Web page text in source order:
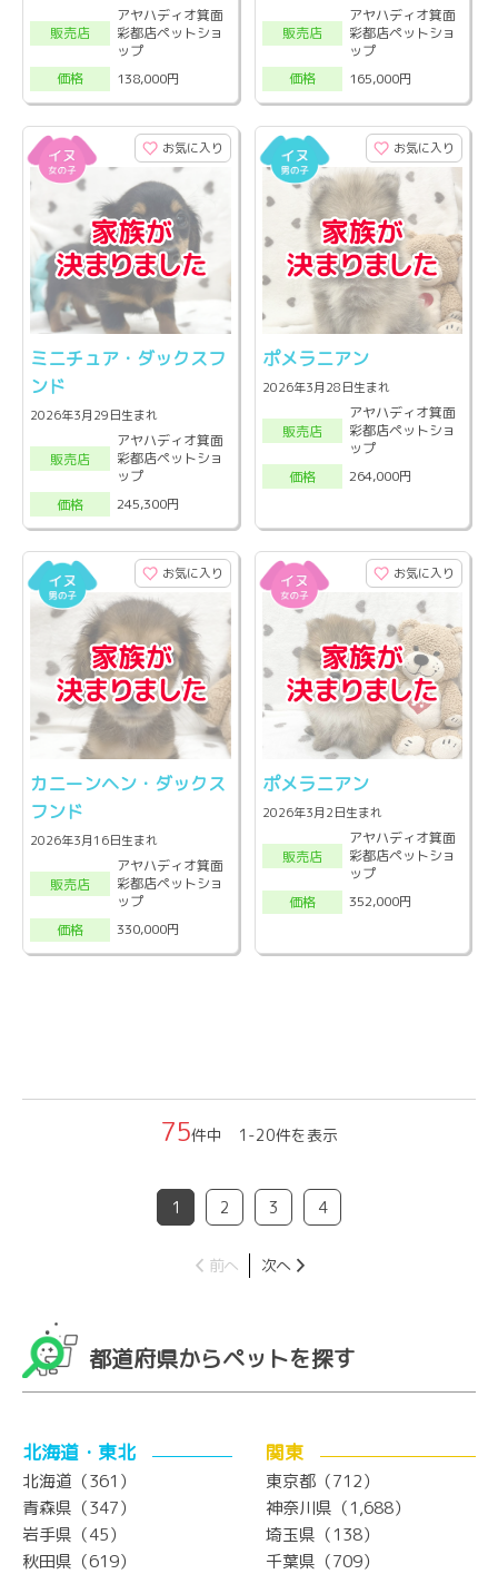
販売店
アヤハディオ箕面
彩都店ペットショ
ップ
価格
138,000円
販売店
アヤハディオ箕面
彩都店ペットショ
ップ
価格
165,000円
お気に入り
ミニチュア・ダックスフ
ンド
2026年3月29日生まれ
販売店
アヤハディオ箕面
彩都店ペットショ
ップ
価格
245,300円
お気に入り
ポメラニアン
2026年3月28日生まれ
販売店
アヤハディオ箕面
彩都店ペットショ
ップ
価格
264,000円
お気に入り
カニーンヘン・ダックス
フンド
2026年3月16日生まれ
販売店
アヤハディオ箕面
彩都店ペットショ
ップ
価格
330,000円
お気に入り
ポメラニアン
2026年3月2日生まれ
販売店
アヤハディオ箕面
彩都店ペットショ
ップ
価格
352,000円
75件中 1-20件を表示
1 2 3 4
前へ 次へ
都道府県からペットを探す
北海道・東北
北海道（361）
青森県（347）
岩手県（45）
秋田県（619）
関東
東京都（712）
神奈川県（1,688）
埼玉県（138）
千葉県（709）